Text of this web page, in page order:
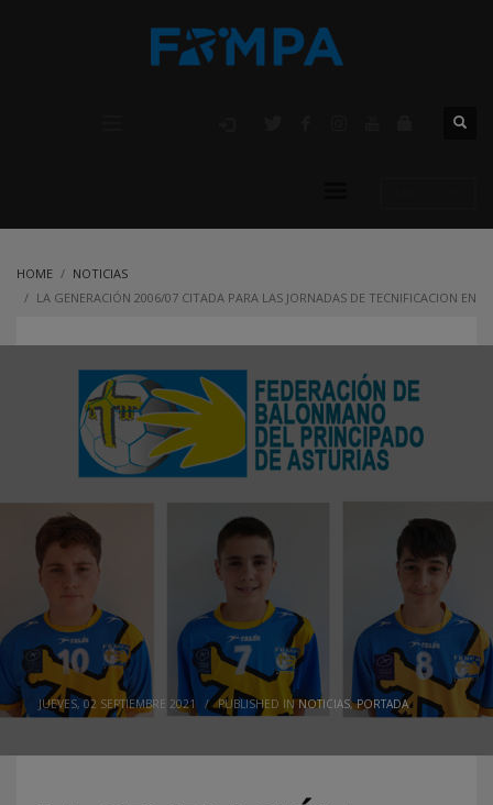
HOME
NOTICIAS
LA GENERACIÓN 2006/07 CITADA PARA LAS JORNADAS DE TECNIFICACION EN
JUEVES, 02 SEPTIEMBRE 2021 / PUBLISHED IN NOTICIAS,PORTADA